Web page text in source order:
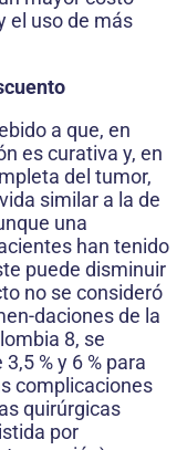
el uso de más
a que, en
es curativa y, en
del tumor,
similar a la de
una
han tenido
puede disminuir
no se consideró
daciones de la
8, se
% y 6 % para
complicaciones
quirúrgicas
por